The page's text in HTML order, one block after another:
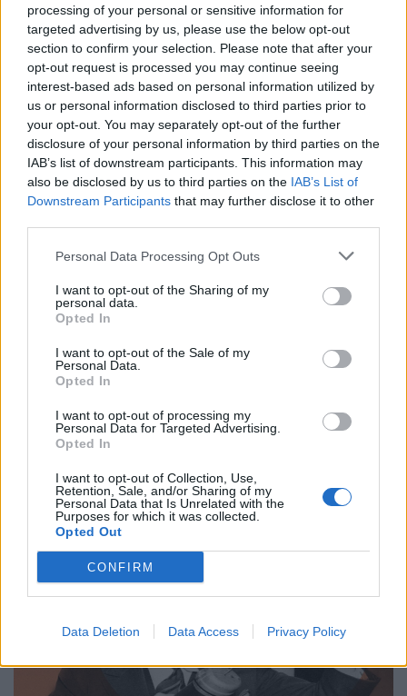
processing of your personal or sensitive information for
targeted advertising by us, please use the below opt-out
section to confirm your selection. Please note that after your
opt-out request is processed you may continue seeing
interest-based ads based on personal information utilized by
us or personal information disclosed to third parties prior to
your opt-out. You may separately opt-out of the further
disclosure of your personal information by third parties on the
IAB’s list of downstream participants. This information may
also be disclosed by us to third parties on the IAB’s List of
Downstream Participants that may further disclose it to other
Personal Data Processing Opt Outs
I want to opt-out of the Sharing of my
personal data.
Opted In
I want to opt-out of the Sale of my
Personal Data.
Opted In
I want to opt-out of processing my
Personal Data for Targeted Advertising.
Opted In
I want to opt-out of Collection, Use,
Retention, Sale, and/or Sharing of my
Personal Data that Is Unrelated with the
Purposes for which it was collected.
Opted Out
CONFIRM
Data Deletion Data Access Privacy Policy
Η ιστορική διαδρομή του LSD στη θεραπευτική κι όσα μας
αφορούν σήμερα.
Επιστήμη
Από τον Άρη μέχρι το μέλλον: Τι ψάχνουμε
πραγματικά στο διάστημα
31.03.26
Η κουβέντα για το Διάστημα είναι πάντα ανοιχτή κι ας
μονοπωλεί σήμερα ο πόλεμος. Ας δούμε μία ενδιαφέρουσα
προσέγγιση.